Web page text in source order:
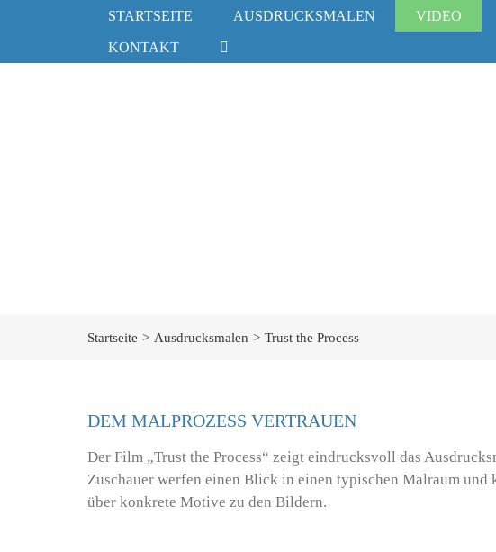
STARTSEITE AUSDRUCKSMALEN VIDEO
KONTAKT
Startseite Ausdrucksmalen Trust the Process
DEM MALPROZESS VERTRAUEN
Der Film „Trust the Process“ zeigt eindrucksvoll das
Zuschauer werfen einen Blick in einen typischen Malraum
über konkrete Motive zu den Bildern.